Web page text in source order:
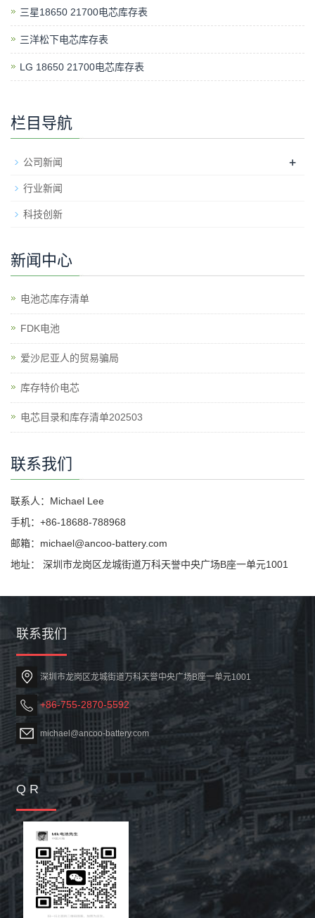
三星18650 21700电芯库存表
三洋松下电芯库存表
LG 18650 21700电芯库存表
栏目导航
公司新闻 +
行业新闻
科技创新
新闻中心
电池芯库存清单
​FDK电池
爱沙尼亚人的贸易骗局
库存特价电芯
电芯目录和库存清单202503
联系我们
联系人：Michael Lee
手机：+86-18688-788968
邮箱：michael@ancoo-battery.com
地址： 深圳市龙岗区龙城街道万科天誉中央广场B座一单元1001
联系我们
深圳市龙岗区龙城街道万科天誉中央广场B座一单元1001
+86-755-2870-5592
michael@ancoo-battery.com
Q R